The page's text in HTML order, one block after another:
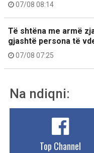
07/08 08:14
Të shtëna me armë
gjashtë persona të
07/08 07:25
Na ndiqni:
Top Channel